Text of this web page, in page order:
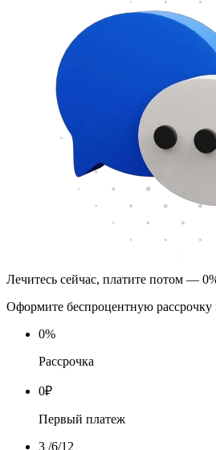
Лечитесь сейчас, платите потом —
Оформите беспроцентную рассрочку
0%
Рассрочка
0₽
Первый платеж
3 /6/12